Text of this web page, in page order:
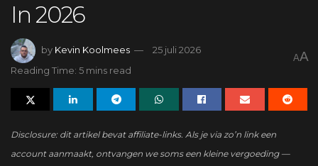
In 2026
by Kevin Koolmees
25 juli 2026
Reading Time: 5 mins read
AA
Disclosure: dit artikel bevat affiliate-links. Als je via zo’n link een
account aanmaakt, ontvangen we soms een kleine vergoeding —